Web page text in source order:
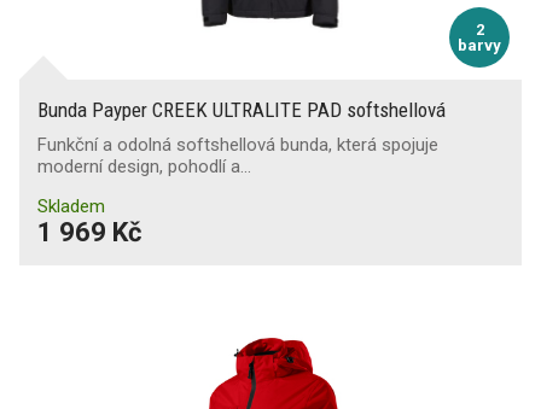
2
barvy
Bunda Payper CREEK ULTRALITE PAD softshellová
Funkční a odolná softshellová bunda, která spojuje
moderní design, pohodlí a…
Skladem
1 969 Kč